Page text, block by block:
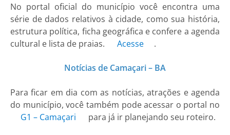
No portal oficial do município você encontra uma
série de dados relativos à cidade, como sua história,
estrutura política, ficha geográfica e confere a agenda
cultural e lista de praias.
Acesse .
Notícias de Camaçari – BA
Para ficar em dia com as notícias, atrações e agenda
do município, você também pode acessar o portal no
G1 – Camaçari
para já ir planejando seu roteiro.